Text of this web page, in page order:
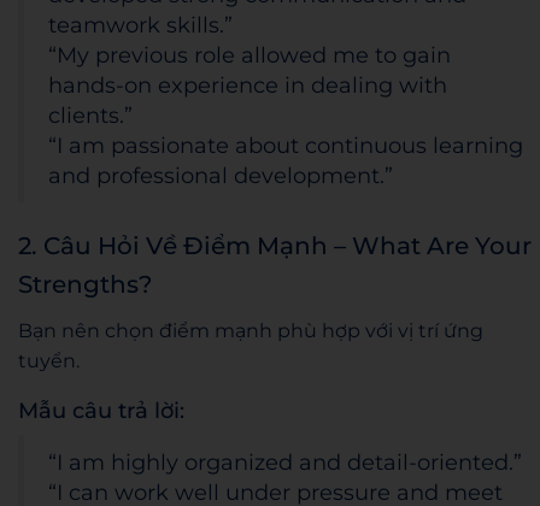
teamwork skills.”
“My previous role allowed me to gain
hands-on experience in dealing with
clients.”
“I am passionate about continuous learning
and professional development.”
2. Câu Hỏi Về Điểm Mạnh – What Are Your
Strengths?
Bạn nên chọn điểm mạnh phù hợp với vị trí ứng
tuyển.
Mẫu câu trả lời:
“I am highly organized and detail-oriented.”
“I can work well under pressure and meet